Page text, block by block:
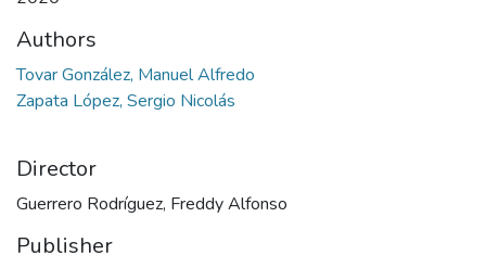
Authors
Tovar González, Manuel Alfredo
Zapata López, Sergio Nicolás
Director
Guerrero Rodríguez, Freddy Alfonso
Publisher